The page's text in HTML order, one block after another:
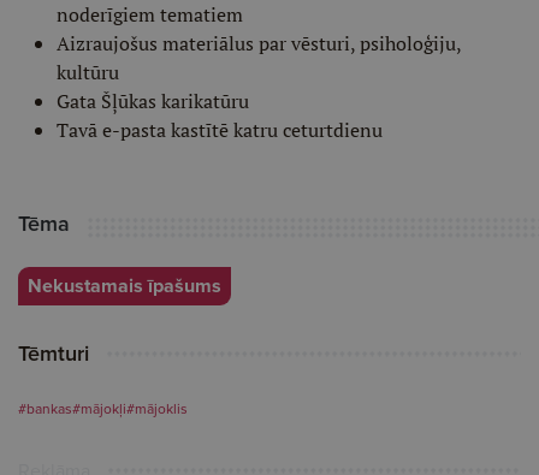
noderīgiem tematiem
Aizraujošus materiālus par vēsturi, psiholoģiju,
kultūru
Gata Šļūkas karikatūru
Tavā e-pasta kastītē katru ceturtdienu
Tēma
Nekustamais īpašums
Tēmturi
#bankas#mājokļi#mājoklis